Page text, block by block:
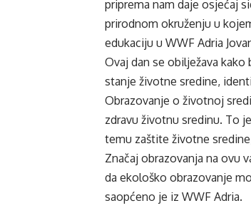
priprema nam daje osjećaj
prirodnom okruženju u
edukaciju u WWF Adria
Ovaj dan se obilježava
stanje životne sredine,
Obrazovanje o životnoj
zdravu životnu sredinu. To
temu zaštite životne
Značaj obrazovanja na ovu
da ekološko obrazovanje
saopćeno je iz WWF Adria.